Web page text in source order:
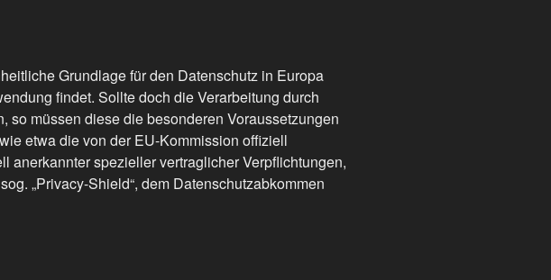
Grundlage für den Datenschutz in Europa
findet. Sollte doch die Verarbeitung durch
so müssen diese die besonderen Voraussetzungen
etwa die von der EU-Kommission offiziell
anerkannter spezieller vertraglicher Verpflichtungen,
„Privacy-Shield“, dem Datenschutzabkommen